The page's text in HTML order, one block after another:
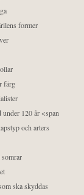
former
färg
120 år <span
och arters
ska skyddas